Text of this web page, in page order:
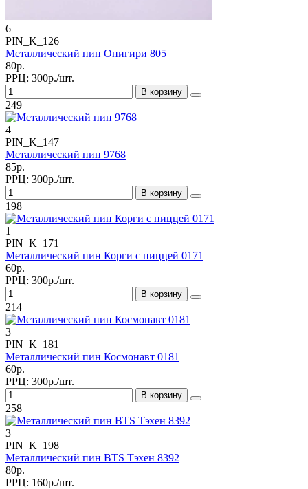
6
PIN_K_126
Металлический пин Онигири 805
80р.
РРЦ: 300р./шт.
В корзину
249
4
PIN_K_147
Металлический пин 9768
85р.
РРЦ: 300р./шт.
В корзину
198
1
PIN_K_171
Металлический пин Корги с пиццей 0171
60р.
РРЦ: 300р./шт.
В корзину
214
3
PIN_K_181
Металлический пин Космонавт 0181
60р.
РРЦ: 300р./шт.
В корзину
258
3
PIN_K_198
Металлический пин BTS Тэхен 8392
80р.
РРЦ: 160р./шт.